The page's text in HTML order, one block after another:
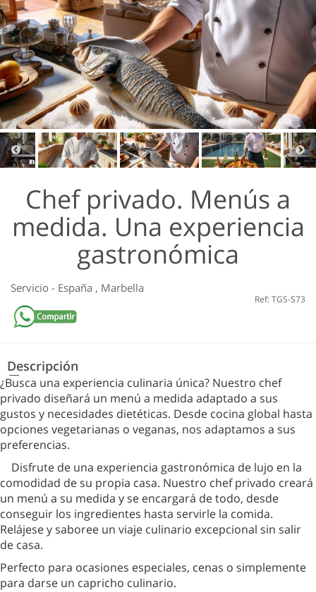
Chef privado. Menús a
medida. Una experiencia
gastronómica
Servicio - España , Marbella
Ref: TGS-S73
Descripción
¿Busca una experiencia culinaria única? Nuestro chef
privado diseñará un menú a medida adaptado a sus
gustos y necesidades dietéticas. Desde cocina global hasta
opciones vegetarianas o veganas, nos adaptamos a sus
preferencias.
Disfrute de una experiencia gastronómica de lujo en la
comodidad de su propia casa. Nuestro chef privado creará
un menú a su medida y se encargará de todo, desde
conseguir los ingredientes hasta servirle la comida.
Relájese y saboree un viaje culinario excepcional sin salir
de casa.
Perfecto para ocasiones especiales, cenas o simplemente
para darse un capricho culinario.